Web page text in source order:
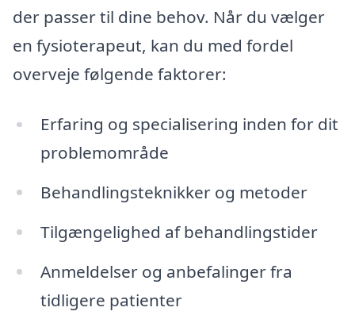
der passer til dine behov. Når du vælger
en fysioterapeut, kan du med fordel
overveje følgende faktorer:
Erfaring og specialisering inden for dit
problemområde
Behandlingsteknikker og metoder
Tilgængelighed af behandlingstider
Anmeldelser og anbefalinger fra
tidligere patienter